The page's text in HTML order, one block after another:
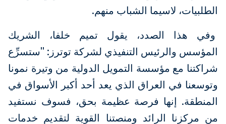
الطلبيات، لاسيما الشباب منهم.
وفي هذا الصدد، يقول تميم خلفا، الشريك
المؤسس والرئيس التنفيذي لشركة توترز: "ستسرِّع
شراكتنا مع مؤسسة التمويل الدولية من وتيرة نمونا
وتوسعنا في العراق الذي يعد أحد أكبر الأسواق في
المنطقة. إنها فرصة عظيمة بحق، فسوف نستفيد
من مركزنا الرائد ومنصتنا القوية لتقديم خدمات